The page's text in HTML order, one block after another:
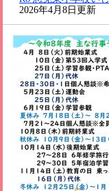
2026年4月8日更新